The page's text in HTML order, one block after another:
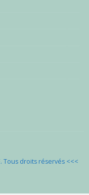
Tous droits réservés <<<